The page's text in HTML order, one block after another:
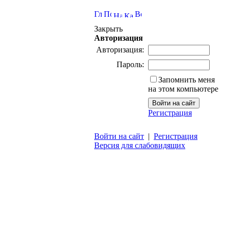
Закрыть
Авторизация
Авторизация:
Пароль:
Запомнить меня
на этом компьютере
Регистрация
Войти на сайт | Регистрация
Версия для слабовидящих